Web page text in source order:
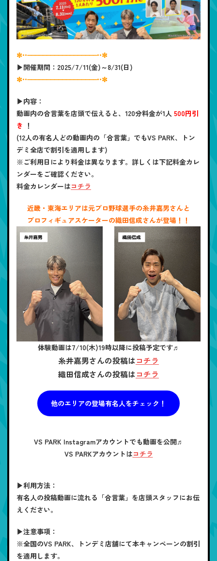
✼••┈┈┈┈┈┈┈┈┈┈┈┈┈┈┈┈┈┈••✼
▶開催期間：2025/7/11(金)～8/31(日)
✼••┈┈┈┈┈┈┈┈┈┈┈┈┈┈┈┈┈┈••✼
▶内容：
動画内の合言葉を店頭で伝えると、120分料金が1人 500円引
き ！
(12人の有名人どの動画内の「合言葉」でもVS PARK、トン
デミ全店で割引を適用します)
※ご利用日により料金は異なります。詳しくは下記料金カレ
ンダーをご確認ください。
料金カレンダーはコチラ
近畿・東海エリアは元プロ野球選手の糸井嘉男さんと
プロフィギュアスケーターの織田信成さんが登場！！
体験動画は7/10(木)19時以降に投稿予定です♬
糸井嘉男さんの投稿はコチラ
織田信成さんの投稿はコチラ
他のエリアの登場有名人をチェック！
VS PARK Instagramアカウントでも動画を公開♬
VS PARKアカウントはコチラ
▶利用方法：
有名人の投稿動画に流れる「合言葉」を店頭スタッフにお伝
えください。
▶注意事項：
※全国のVS PARK、トンデミ店舗にて本キャンペーンの割引
を適用します。